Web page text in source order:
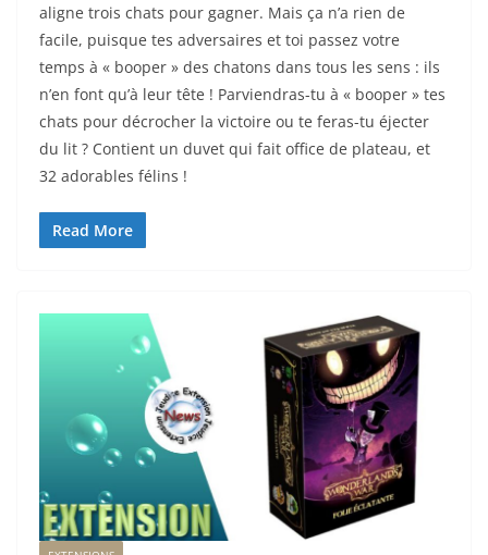
aligne trois chats pour gagner. Mais ça n’a rien de
facile, puisque tes adversaires et toi passez votre
temps à « booper » des chatons dans tous les sens : ils
n’en font qu’à leur tête ! Parviendras-tu à « booper » tes
chats pour décrocher la victoire ou te feras-tu éjecter
du lit ? Contient un duvet qui fait office de plateau, et
32 adorables félins !
Read More